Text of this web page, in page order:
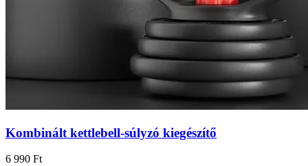
Kombinált kettlebell-súlyzó kiegészítő
6 990 Ft